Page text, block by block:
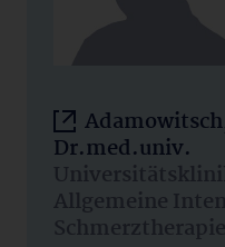
Dr.med.univ.
Allgemeine
Schmerztherapie